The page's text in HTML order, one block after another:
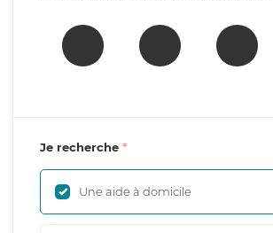
Je recherche
Une aide à domicile